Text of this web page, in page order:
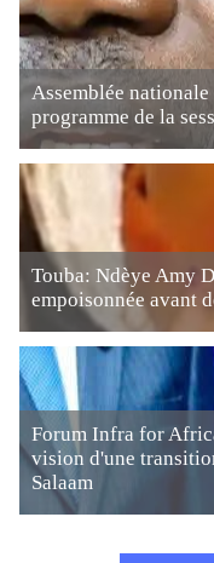
Assemblée
programme de la
Touba: Ndèye Amy
empoisonnée avant
Forum Infra for
vision d'une
Salaam